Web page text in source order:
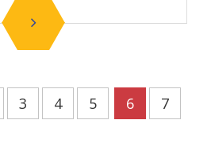
3 4 5 6 7